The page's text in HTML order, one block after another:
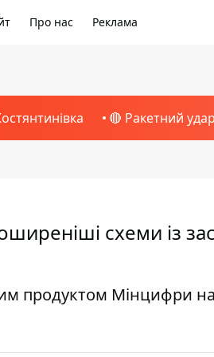
Про нас Реклама
🔴 Ракетний
схеми із
продуктом Мінцифри